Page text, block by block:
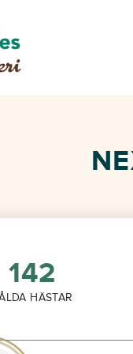
142
HÄSTAR